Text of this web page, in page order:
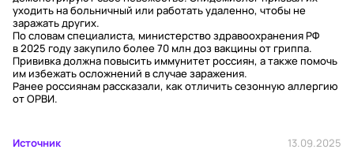
уходить на больничный или работать удаленно, чтобы не
заражать других.
По словам специалиста, министерство здравоохранения РФ
в 2025 году закупило более 70 млн доз вакцины от гриппа.
Прививка должна повысить иммунитет россиян, а также помочь
им избежать осложнений в случае заражения.
Ранее россиянам рассказали, как отличить сезонную аллергию
от ОРВИ.
Источник 13.09.2025